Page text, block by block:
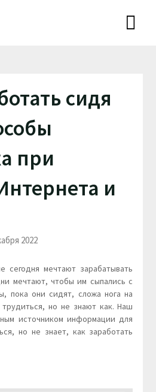
сидя
при
и
2022
сегодня мечтают зарабатывать
мечтают, чтобы им сыпались с
пока они сидят, сложа нога на
но не знают как. Наш
источником информации для
но не знает, как заработать